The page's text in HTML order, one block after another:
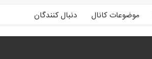
موضوعات کانال دنبال کنندگان